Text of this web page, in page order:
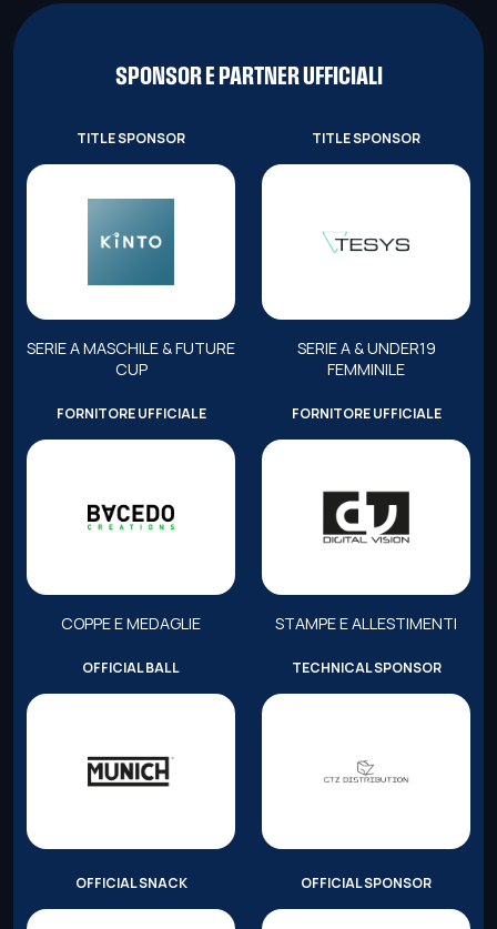
SPONSOR E PARTNER UFFICIALI
TITLE SPONSOR
SERIE A MASCHILE & FUTURE
CUP
TITLE SPONSOR
SERIE A & UNDER19
FEMMINILE
FORNITORE UFFICIALE
COPPE E MEDAGLIE
FORNITORE UFFICIALE
STAMPE E ALLESTIMENTI
OFFICIAL BALL TECHNICAL SPONSOR
OFFICIAL SNACK OFFICIAL SPONSOR